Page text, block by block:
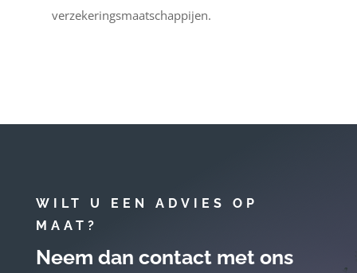
verzekeringsmaatschappijen.
WILT U EEN ADVIES OP
MAAT?
Neem dan contact met ons